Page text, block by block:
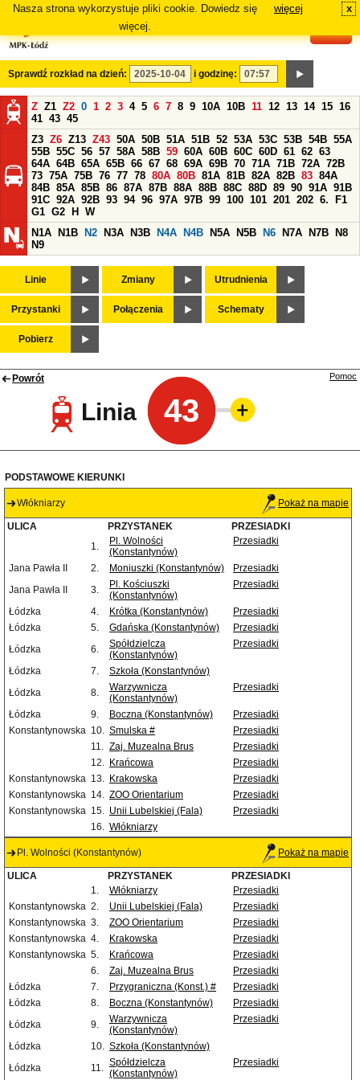
Nasza strona wykorzystuje pliki cookie. Dowiedz się
więcej.
więcej x
Sprawdź rozkład na dzień: i godzinę:
Z Z1 Z2 0 1 2 3 4 5 6 7 8 9 10A 10B 11 12 13 14 15 16
41 43 45
Z3 Z6 Z13 Z43 50A 50B 51A 51B 52 53A 53C 53B 54B 55A
55B 55C 56 57 58A 58B 59 60A 60B 60C 60D 61 62 63
64A 64B 65A 65B 66 67 68 69A 69B 70 71A 71B 72A 72B
73 75A 75B 76 77 78 80A 80B 81A 81B 82A 82B 83 84A
84B 85A 85B 86 87A 87B 88A 88B 88C 88D 89 90 91A 91B
91C 92A 92B 93 94 96 97A 97B 99 100 101 201 202 6.
F1
G1 G2 H
W
N1A
N1B N2 N3A N3B N4A N4B N5A N5B N6 N7A N7B
N8
N9
Linie Zmiany Utrudnienia
Przystanki Połączenia Schematy
Pobierz
Powrót
Linia 43
Pomoc
PODSTAWOWE KIERUNKI
Włókniarzy Pokaż na mapie
ULICA PRZYSTANEK
PRZESIADKI
1.
Pl. Wolności
(Konstantynów)
Przesiadki
Jana Pawła II 2. Moniuszki (Konstantynów)
Przesiadki
Jana Pawła II
3.
Pl. Kościuszki
(Konstantynów)
Przesiadki
Łódzka 4. Krótka (Konstantynów)
Przesiadki
Łódzka
5. Gdańska (Konstantynów)
Przesiadki
Łódzka
6.
Spółdzielcza
(Konstantynów)
Przesiadki
Łódzka 7.
Szkoła (Konstantynów)
Łódzka
8.
Warzywnicza
(Konstantynów)
Przesiadki
Łódzka 9. Boczna (Konstantynów)
Przesiadki
Konstantynowska 10. Smulska #
Przesiadki
11. Zaj. Muzealna Brus
Przesiadki
12. Krańcowa
Przesiadki
Konstantynowska 13. Krakowska
Przesiadki
Konstantynowska 14. ZOO Orientarium
Przesiadki
Konstantynowska 15. Unii Lubelskiej (Fala)
Przesiadki
16. Włókniarzy
Pl. Wolności (Konstantynów) Pokaż na mapie
ULICA PRZYSTANEK
PRZESIADKI
1.
Włókniarzy
Przesiadki
Konstantynowska 2. Unii Lubelskiej (Fala)
Przesiadki
Konstantynowska 3. ZOO Orientarium
Przesiadki
Konstantynowska 4. Krakowska
Przesiadki
Konstantynowska 5. Krańcowa
Przesiadki
6.
Zaj. Muzealna Brus
Przesiadki
Łódzka
7. Przygraniczna (Konst.) #
Przesiadki
Łódzka
8. Boczna (Konstantynów)
Przesiadki
Łódzka
9.
Warzywnicza
(Konstantynów)
Przesiadki
Łódzka 10. Szkoła (Konstantynów)
Łódzka
11. Spółdzielcza
(Konstantynów)
Przesiadki